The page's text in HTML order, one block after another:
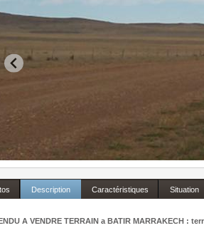
Description Caractéristiques Situation
A VENDRE TERRAIN a BATIR MARRAKECH :